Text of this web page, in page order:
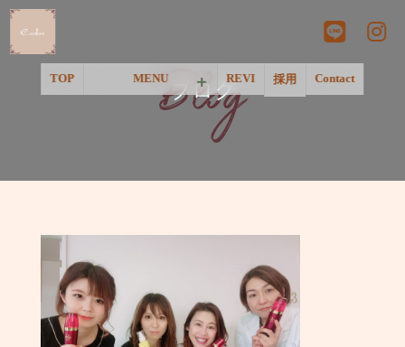
TOP MENU
＜一覧＞
＜アートメイク&美肌点滴＞
＜Pink Tone＞
REVI 採用 Contact
Blog
ブログ